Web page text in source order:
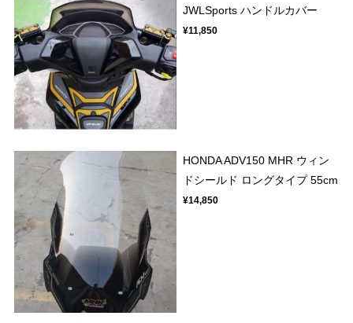
JWLSports ハンドルカバー
¥11,850
HONDA ADV150 MHR ウィン
ドシールド ロングタイプ 55cm
¥14,850